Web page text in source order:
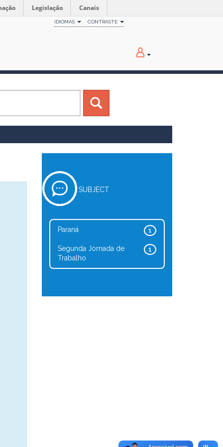
Legislação Canais
IDIOMAS CONTRASTE
SUBJECT
1
Paraná
1
Segunda Jornada de
Trabalho